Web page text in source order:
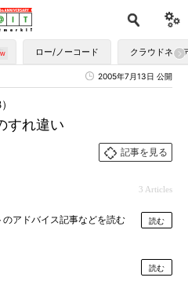
ロー/ノーコード クラウドネイ
2005年7月13日 公開
すれ違い
記事を見る
3 Articles
アドバイス記事などを読む 読む
読む